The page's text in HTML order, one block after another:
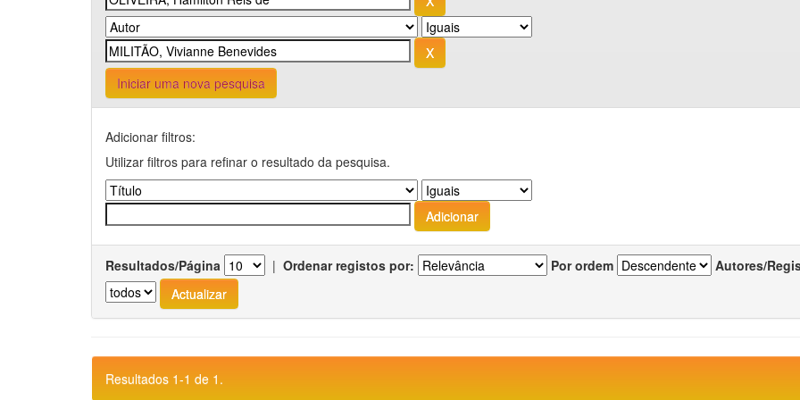
Iniciar uma nova pesquisa
Adicionar filtros:
Utilizar filtros para refinar o resultado da pesquisa.
Resultados/Página | Ordenar registos por: Por ordem Autores/
Resultados 1-1 de 1.